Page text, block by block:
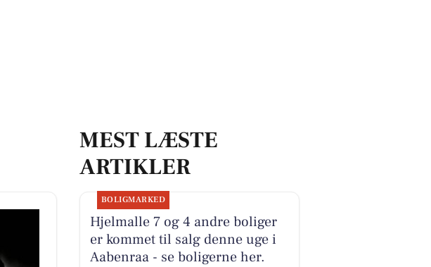
MEST LÆSTE
ARTIKLER
BOLIGMARKED
Hjelmalle 7 og 4 andre boliger
er kommet til salg denne uge i
Aabenraa - se boligerne her.